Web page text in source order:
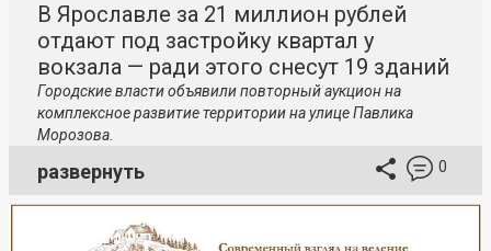
В Ярославле за 21 миллион рублей
отдают под застройку квартал у
вокзала — ради этого снесут 19 зданий
Городские власти объявили повторный аукцион на
комплексное развитие территории на улице Павлика
Морозова.
развернуть 0